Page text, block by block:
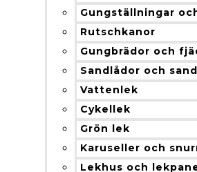
Gungställningar
Rutschkanor
Gungbrädor och
Sandlådor och
Vattenlek
Cykellek
Grön lek
Karuseller och
Lekhus och